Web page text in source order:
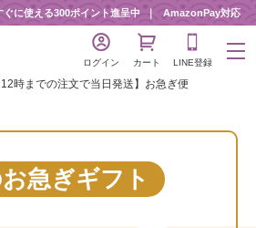
に使える300ポイント進呈中 AmazonPay対応
ログイン カート LINE登録
12時までの注文で当日発送】お急ぎ便
急ぎギフト